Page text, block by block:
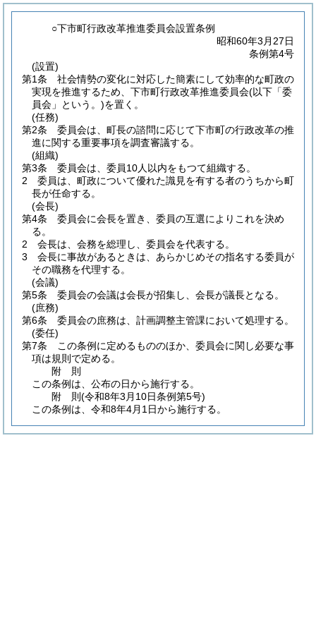
○下市町行政改革推進委員会設置条例
昭和60年3月27日
条例第4号
(設置)
第1条
社会情勢の変化に対応した簡素にして効率的な町政の
実現を推進するため、下市町行政改革推進委員会(以下「委
員会」という。)を置く。
(任務)
第2条
委員会は、町長の諮問に応じて下市町の行政改革の推
進に関する重要事項を調査審議する。
(組織)
第3条
委員会は、委員10人以内をもつて組織する。
2
委員は、町政について優れた識見を有する者のうちから町
長が任命する。
(会長)
第4条
委員会に会長を置き、委員の互選によりこれを決め
る。
2
会長は、会務を総理し、委員会を代表する。
3
会長に事故があるときは、あらかじめその指名する委員が
その職務を代理する。
(会議)
第5条
委員会の会議は会長が招集し、会長が議長となる。
(庶務)
第6条
委員会の庶務は、計画調整主管課において処理する。
(委任)
第7条
この条例に定めるもののほか、委員会に関し必要な事
項は規則で定める。
附 則
この条例は、公布の日から施行する。
附 則(令和8年3月10日条例第5号)
この条例は、令和8年4月1日から施行する。